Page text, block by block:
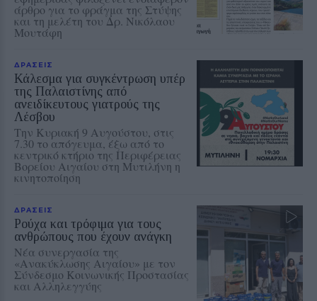
άρθρο για το φράγμα της Στύψης
και τη μελέτη του Δρ. Νικόλαου
Μουτάφη
ΔΡΑΣΕΙΣ
Κάλεσμα για συγκέντρωση υπέρ
της Παλαιστίνης από
ανειδίκευτους γιατρούς της
Λέσβου
Την Κυριακή 9 Αυγούστου, στις
7.30 το απόγευμα, έξω από το
κεντρικό κτήριο της Περιφέρειας
Βορείου Αιγαίου στη Μυτιλήνη η
κινητοποίηση
ΔΡΑΣΕΙΣ
Ρούχα και τρόφιμα για τους
ανθρώπους που έχουν ανάγκη
Νέα συνεργασία της
«Ανακύκλωσης Αιγαίου» με τον
Σύνδεσμο Κοινωνικής Προστασίας
και Αλληλεγγύης